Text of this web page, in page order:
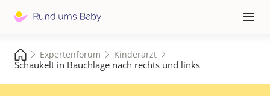
≡
Expertenforum Kinderarzt
Schaukelt in Bauchlage nach rechts und links